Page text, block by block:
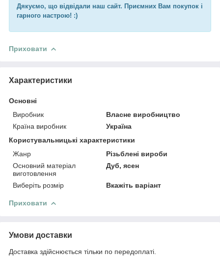
Дякуємо, що відвідали наш сайт. Приємних Вам покупок і
гарного настрою! :)
Приховати
Характеристики
Основні
Виробник
Власне виробництво
Країна виробник
Україна
Користувальницькі характеристики
Жанр
Різьблені вироби
Основний матеріал
виготовлення
Дуб, ясен
Виберіть розмір Вкажіть варіант
Приховати
Умови доставки
Доставка здійснюється тільки по передоплаті.